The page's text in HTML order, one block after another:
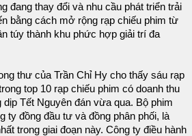
đang thay đổi và nhu cầu phát triển trải
bằng cách mở rộng rạp chiếu phim từ
túy thành khu phức hợp giải trí đa
thư của Trần Chỉ Hy cho thấy sáu rạp
top 10 rạp chiếu phim có doanh thu
dịp Tết Nguyên đán vừa qua. Bộ phim
ty đồng đầu tư và đồng phân phối, là
trong giai đoạn này. Công ty điều hành